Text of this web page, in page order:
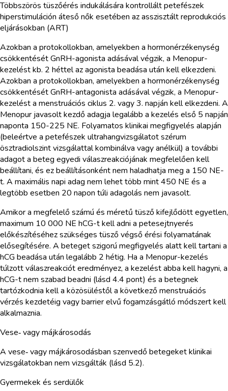
Többszörös tüszőérés indukálására kontrollált petefészek
hiperstimuláción áteső nők esetében az asszisztált reprodukciós
eljárásokban (ART)
Azokban a protokollokban, amelyekben a hormonérzékenység
csökkentését GnRH-agonista adásával végzik, a Menopur-
kezelést kb. 2 héttel az agonista beadása után kell elkezdeni.
Azokban a protokollokban, amelyekben a hormonérzékenység
csökkentését GnRH-antagonista adásával végzik, a Menopur-
kezelést a menstruációs ciklus 2. vagy 3. napján kell elkezdeni. A
Menopur javasolt kezdő adagja legalább a kezelés első 5 napján
naponta 150-225 NE. Folyamatos klinikai megfigyelés alapján
(beleértve a petefészek ultrahangvizsgálatot szérum
ösztradiolszint vizsgálattal kombinálva vagy anélkül) a további
adagot a beteg egyedi válaszreakciójának megfelelően kell
beállítani, és ez beállításonként nem haladhatja meg a 150 NE-
t. A maximális napi adag nem lehet több mint 450 NE és a
legtöbb esetben 20 napon túli adagolás nem javasolt.
Amikor a megfelelő számú és méretű tüsző kifejlődött egyetlen,
maximum 10 000 NE hCG-t kell adni a petesejtnyerés
előkészítéséhez szükséges tüsző végső érési folyamatának
elősegítésére. A beteget szigorú megfigyelés alatt kell tartani a
hCG beadása után legalább 2 hétig. Ha a Menopur-kezelés
túlzott válaszreakciót eredményez, a kezelést abba kell hagyni, a
hCG-t nem szabad beadni (lásd 4.4 pont) és a betegnek
tartózkodnia kell a közösüléstől a következő menstruációs
vérzés kezdetéig vagy barrier elvű fogamzásgátló módszert kell
alkalmaznia.
Vese‑ vagy májkárosodás
A vese‑ vagy májkárosodásban szenvedő betegeket klinikai
vizsgálatokban nem vizsgálták (lásd 5.2).
Gyermekek és serdülők